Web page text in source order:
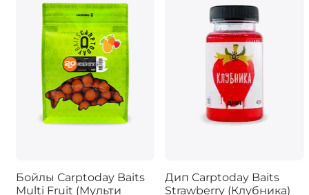
Бойлы Carptoday Baits
Multi Fruit (Мульти
Дип Carptoday Baits
Strawberry (Клубника)